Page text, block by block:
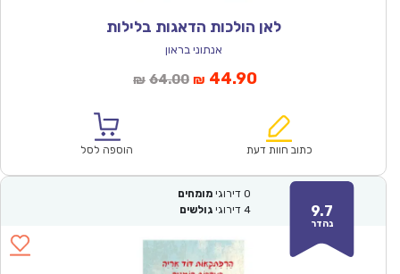
לאן הולכות הדאגות בלילות
אנתוני בראון
₪ 64.00המחיר
₪64.00.
₪ 44.90המחיר
הוא:
כתוב חוות דעת הוספה לסל
9.7
נהדר
0 דירוגי מומחים
4 דירוגי גולשים